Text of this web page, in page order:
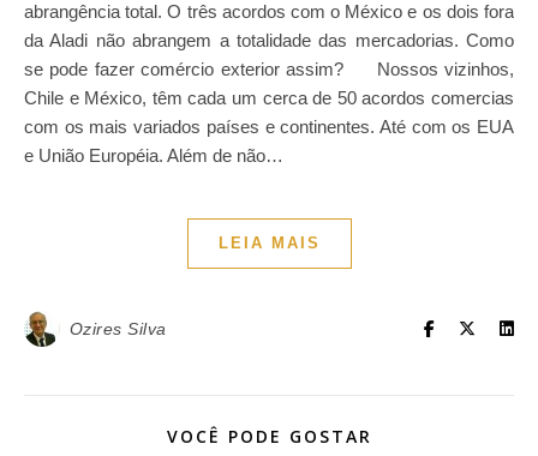
abrangência total. O três acordos com o México e os dois fora
da Aladi não abrangem a totalidade das mercadorias. Como
se pode fazer comércio exterior assim? Nossos vizinhos,
Chile e México, têm cada um cerca de 50 acordos comercias
com os mais variados países e continentes. Até com os EUA
e União Européia. Além de não…
LEIA MAIS
Ozires Silva
VOCÊ PODE GOSTAR